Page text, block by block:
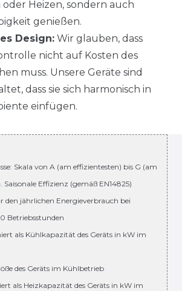
oder Heizen, sondern auch
genießen.
Design: Wir glauben, dass
nicht auf Kosten des
muss. Unsere Geräte sind
dass sie sich harmonisch in
einfügen.
Skala von A (am effizientesten) bis G (am
Effizienz (gemäß EN14825)
den jährlichen Energieverbrauch bei
Betriebsstunden
als Kühlkapazität des Geräts in kW im
des Geräts im Kühlbetrieb
als Heizkapazität des Geräts in kW im